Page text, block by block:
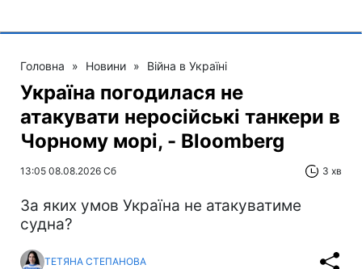
Головна » Новини » Війна в Україні
Україна погодилася не
атакувати неросійські танкери в
Чорному морі, - Bloomberg
13:05 08.08.2026 Сб 3 хв
За яких умов Україна не атакуватиме
судна?
ТЕТЯНА СТЕПАНОВА